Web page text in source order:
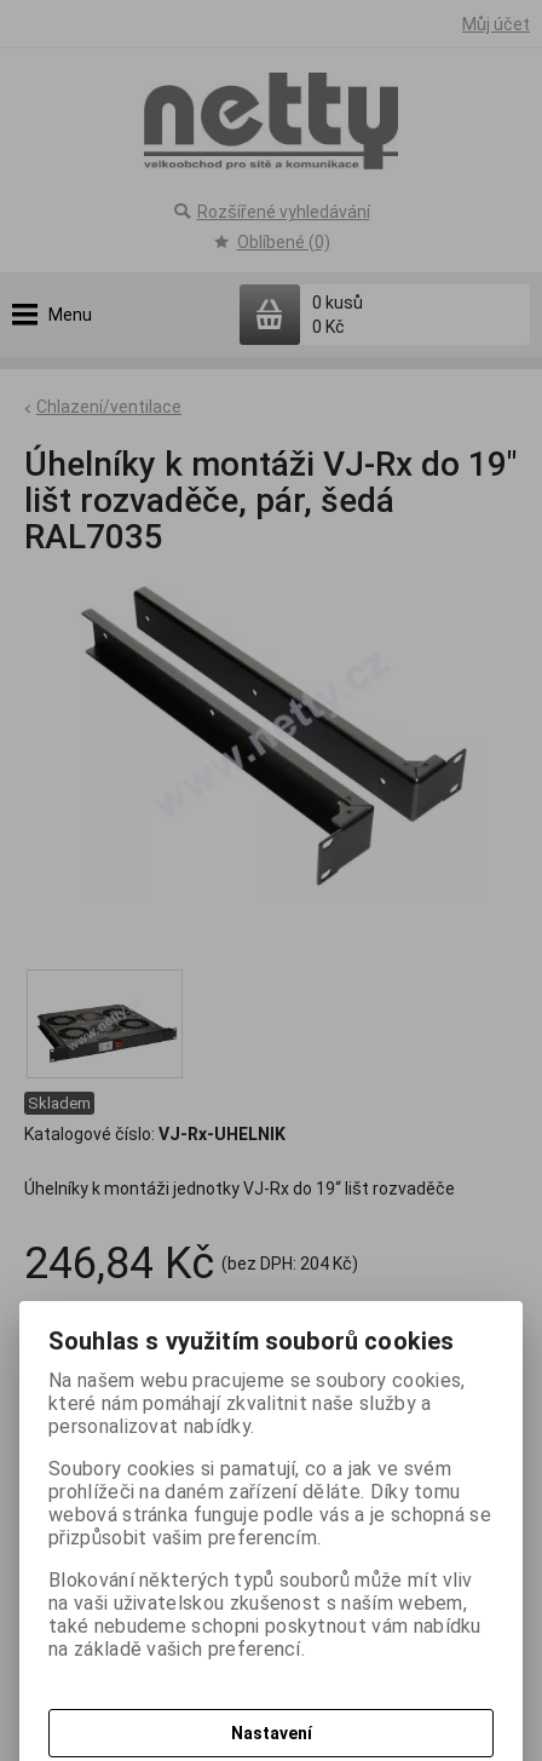
Můj účet
Menu
0 kusů
0 Kč
Rozšířené vyhledávání
Oblíbené (0)
Chlazení/ventilace
Úhelníky k montáži VJ-Rx do 19"
lišt rozvaděče, pár, šedá
RAL7035
Skladem
Katalogové číslo: VJ-Rx-UHELNIK
Úhelníky k montáži jednotky VJ-Rx do 19“ lišt rozvaděče
246,84 Kč (bez DPH: 204 Kč)

ks Koupit
Porovnat Přidat do oblíbených Tisk
Záruka (měsíců): 24 Termín dodání obvykle (dny):skladem
Skladem:9 ks Prodejna Zlín:— Sklad Spytihněv:9
Podrobný popis
Parametry
Souhlas s využitím souborů cookies
Na našem webu pracujeme se soubory cookies,
které nám pomáhají zkvalitnit naše služby a
personalizovat nabídky.
Soubory cookies si pamatují, co a jak ve svém
prohlížeči na daném zařízení děláte. Díky tomu
webová stránka funguje podle vás a je schopná se
přizpůsobit vašim preferencím.
Blokování některých typů souborů může mít vliv
na vaši uživatelskou zkušenost s naším webem,
také nebudeme schopni poskytnout vám nabídku
na základě vašich preferencí.
Nastavení